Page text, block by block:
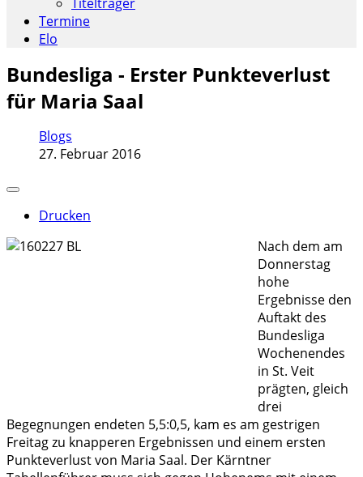
Termine
Elo
Bundesliga - Erster Punkteverlust
für Maria Saal
Blogs
27. Februar 2016
Drucken
Nach dem am
Donnerstag
hohe
Ergebnisse den
Auftakt des
Bundesliga
Wochenendes
in St. Veit
prägten, gleich
drei
Begegnungen endeten 5,5:0,5, kam es am gestrigen
Freitag zu knapperen Ergebnissen und einem ersten
Punkteverlust von Maria Saal. Der Kärntner